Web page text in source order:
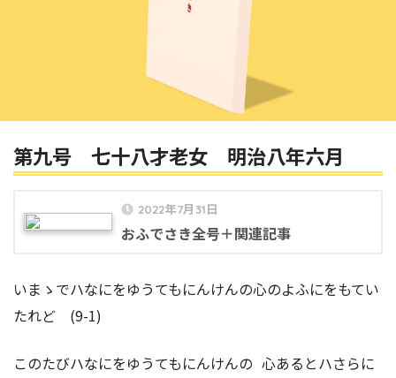
第九号 七十八才老女 明治八年六月
2022年7月31日
おふでさき全号＋関連記事
いまゝでハなにをゆうてもにんけんの心のよふにをもてい
たれど (9-1)
このたびハなにをゆうてもにんけんの 心あるとハさらに